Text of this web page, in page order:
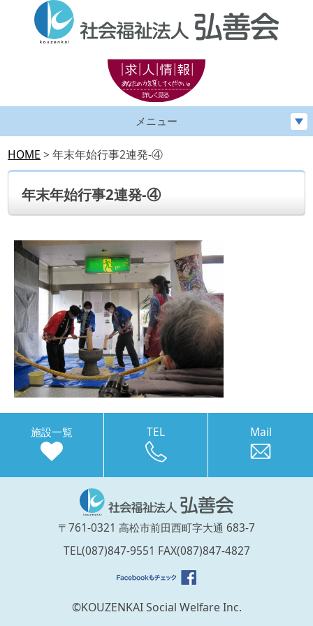
メニュー
HOME >年末年始行事2連発-④
年末年始行事2連発-④
施設一覧 TEL Mail
〒761-0321 高松市前田西町字大通 683-7
TEL(087)847-9551 FAX(087)847-4827
©KOUZENKAI Social Welfare Inc.